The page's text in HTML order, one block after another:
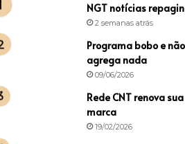
NGT notícias
2 semanas atrás
Programa bobo e não
agrega nada
09/06/2026
Rede CNT renova sua
marca
19/02/2026